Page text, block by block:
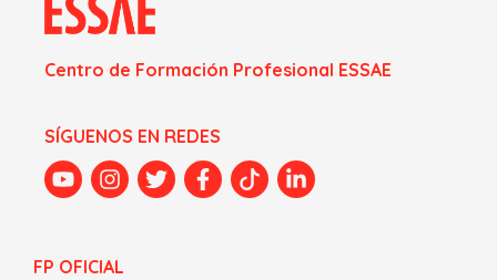
Centro de Formación Profesional ESSAE
SÍGUENOS EN REDES
FP OFICIAL